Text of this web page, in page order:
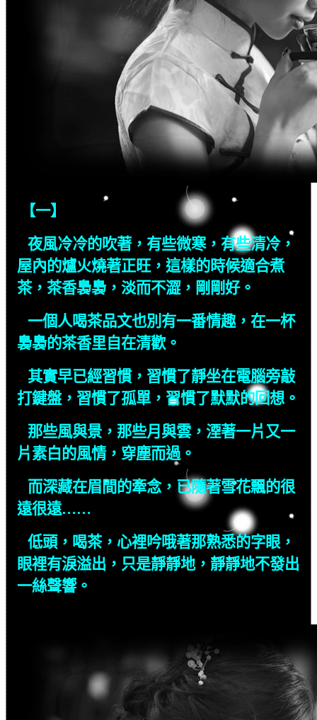
【一】
夜風冷冷的吹著，有些微寒，有些清冷，
屋內的爐火燒著正旺，這樣的時候適合煮
茶，茶香裊裊，淡而不澀，剛剛好。
一個人喝茶品文也別有一番情趣，在一杯
裊裊的茶香里自在清歡。
其實早已經習慣，習慣了靜坐在電腦旁敲
打鍵盤，習慣了孤單，習慣了默默的回想。
那些風與景，那些月與雲，湮著一片又一
片素白的風情，穿塵而過。
而深藏在眉間的牽念，已隨著雪花飄的很
遠很遠……
低頭，喝茶，心裡吟哦著那熟悉的字眼，
眼裡有淚溢出，只是靜靜地，靜靜地不發出
一絲聲響。